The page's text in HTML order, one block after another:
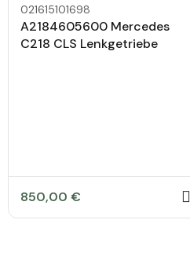
021615101698
A2184605600 Mercedes
C218 CLS Lenkgetriebe
850,00 €